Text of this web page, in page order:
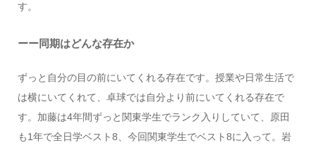
す。
ーー同期はどんな存在か
ずっと自分の目の前にいてくれる存在です。授業や日常生活で
は横にいてくれて、卓球では自分より前にいてくれる存在で
す。加藤は4年間ずっと関東学生でランク入りしていて、原田
も1年で全日学ベスト8、今回関東学生でベスト8に入って。岩